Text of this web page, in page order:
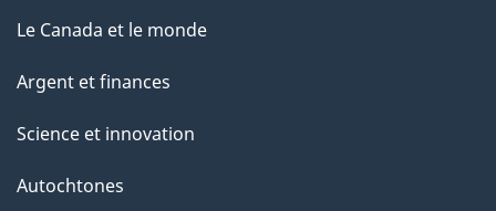
Le Canada et le monde
Argent et finances
Science et innovation
Autochtones